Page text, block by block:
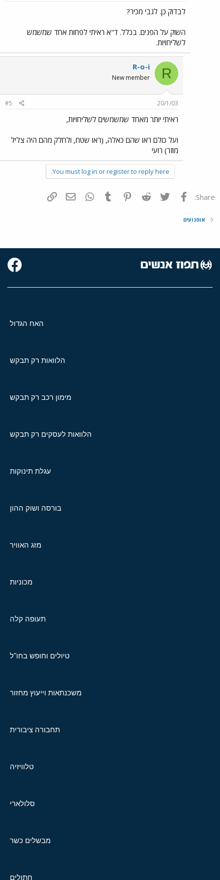
לבדוק כן. לגבי מכיר?
השוק על הפנים. בכלל. ד"א ראיתי לפחות אחד שמשמש
לשליחויות.
R
R-o-i
New member
20/1/03
#5
ראיתי יותר מאחד שמשמשים לשליחויות,
ועל כולם ראו שהם כאלה, (ראו שטח, ולחלק מהם היה צליל
מוזר) רועי
You must log in or register to reply here.
Share: פייסבוק Twitter
Reddit
Pinterest
Tumblr
WhatsAppדואר אלקטרוני
אופנועים
האח הגדול
הלוואות רק תבקש
מימון רכב רק תבקש
הלוואות לעסקים רק תבקש
עגלת תינוקות
בורסה ושוק ההון
מזג האוויר
מכוניות
תעופה קלה
טיולים וחופש בחו"ל
משכנתאות וייעוץ מחזור
תחבורה ציבורית
טלוויזיה
סלולארי
מבשלים כשר
חתולים